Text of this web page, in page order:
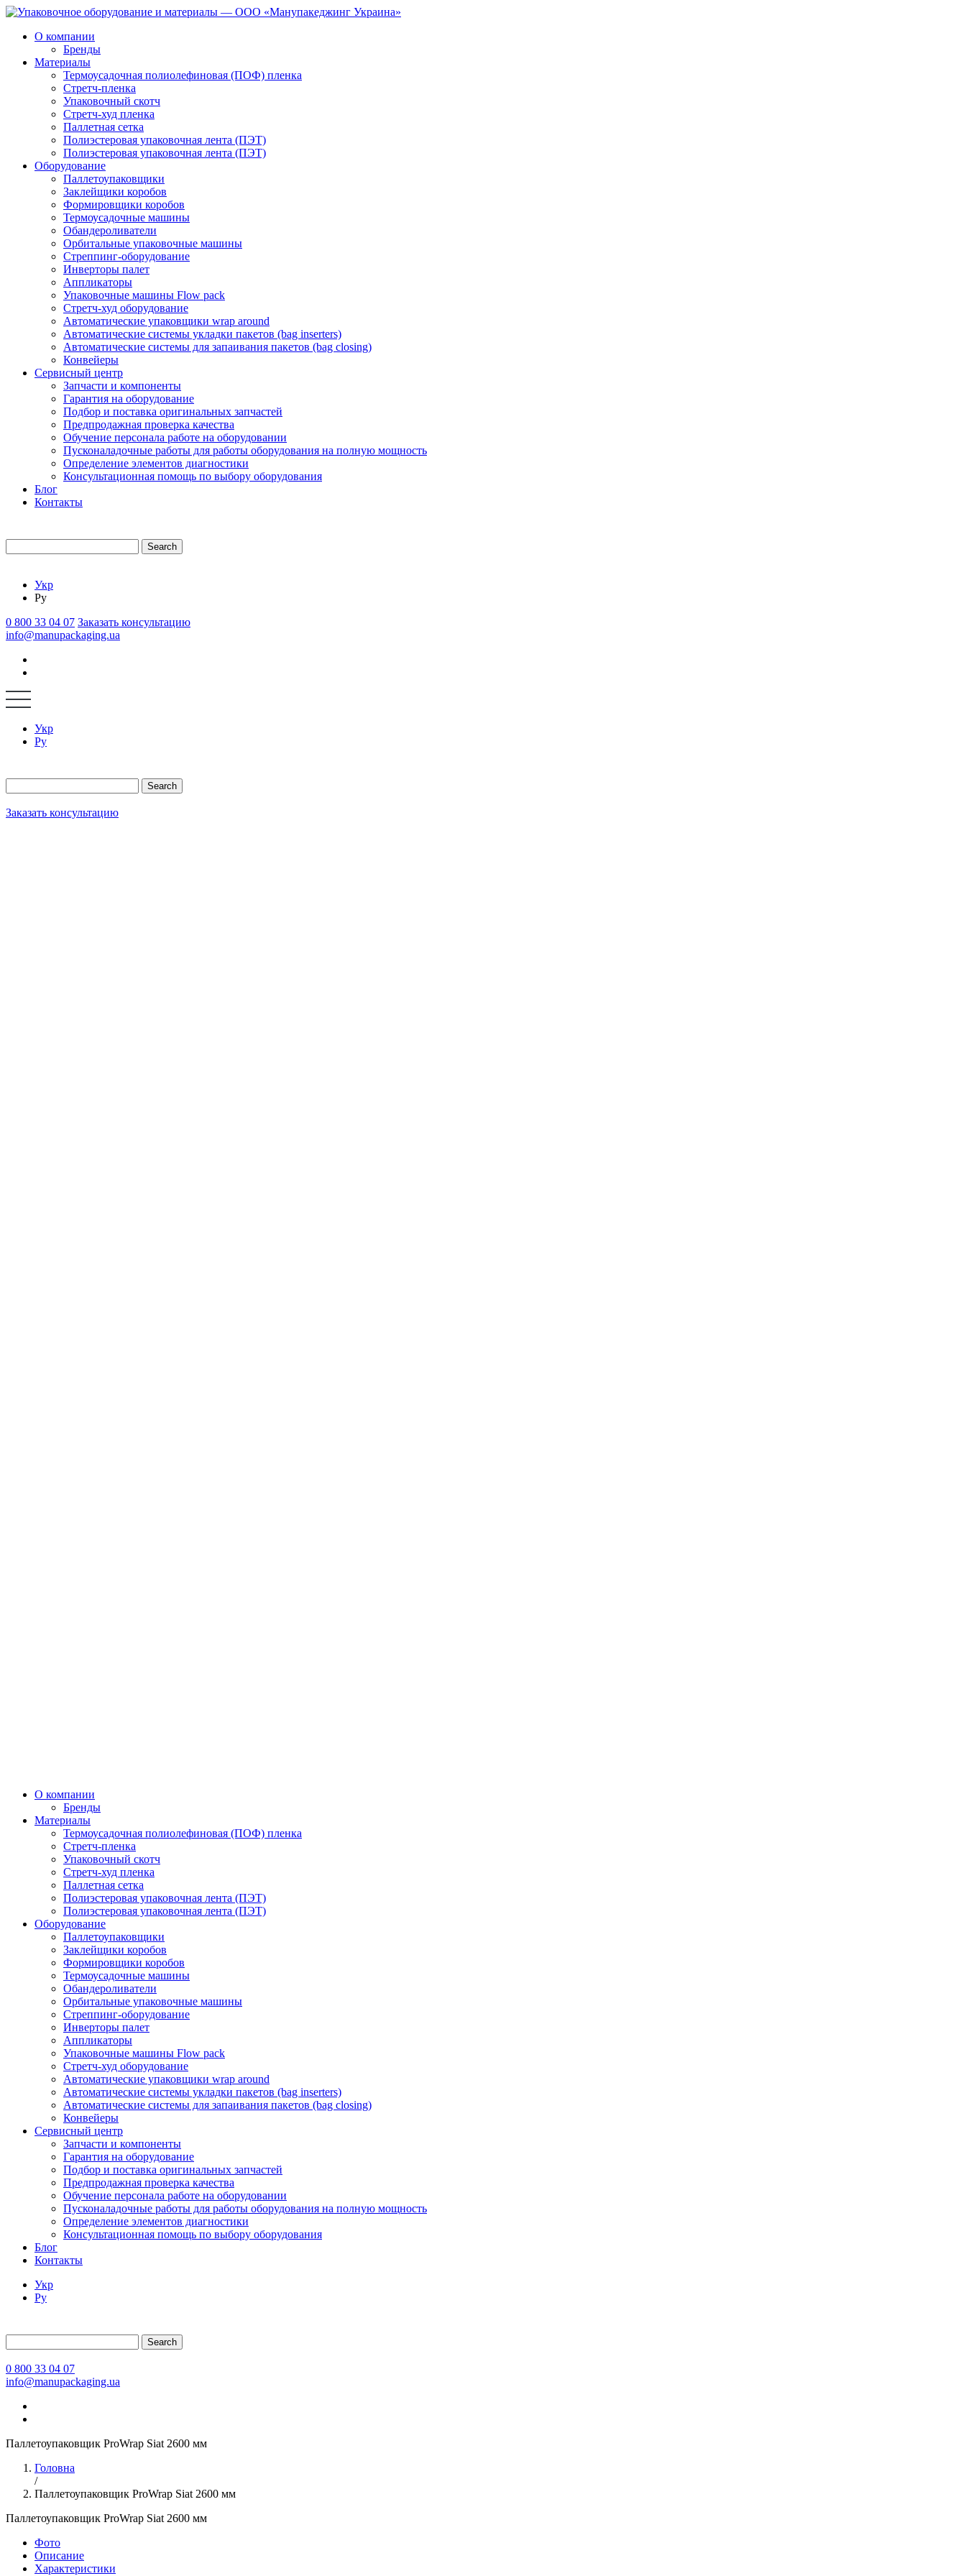
О компании
Бренды
Материалы
Термоусадочная полиолефиновая (ПОФ) пленка
Стретч-пленка
Упаковочный скотч
Стретч-худ пленка
Паллетная сетка
Полиэстеровая упаковочная лента (ПЭТ)
Полиэстеровая упаковочная лента (ПЭТ)
Оборудование
Паллетоупаковщики
Заклейщики коробов
Формировщики коробов
Термоусадочные машины
Обандероливатели
Орбитальные упаковочные машины
Стреппинг-оборудование
Инверторы палет
Аппликаторы
Упаковочные машины Flow pack
Стретч-худ оборудование
Автоматические упаковщики wrap around
Автоматические системы укладки пакетов (bag inserters)
Автоматические системы для запаивания пакетов (bag closing)
Конвейеры
Сервисный центр
Запчасти и компоненты
Гарантия на оборудование
Подбор и поставка оригинальных запчастей
Предпродажная проверка качества
Обучение персонала работе на оборудовании
Пусконаладочные работы для работы оборудования на полную мощность
Определение элементов диагностики
Консультационная помощь по выбору оборудования
Блог
Контакты
Search
Укр
Ру
0 800 33 04 07 Заказать консультацию
info@manupackaging.ua
Укр
Ру
Search
Заказать консультацию
О компании
Бренды
Материалы
Термоусадочная полиолефиновая (ПОФ) пленка
Стретч-пленка
Упаковочный скотч
Стретч-худ пленка
Паллетная сетка
Полиэстеровая упаковочная лента (ПЭТ)
Полиэстеровая упаковочная лента (ПЭТ)
Оборудование
Паллетоупаковщики
Заклейщики коробов
Формировщики коробов
Термоусадочные машины
Обандероливатели
Орбитальные упаковочные машины
Стреппинг-оборудование
Инверторы палет
Аппликаторы
Упаковочные машины Flow pack
Стретч-худ оборудование
Автоматические упаковщики wrap around
Автоматические системы укладки пакетов (bag inserters)
Автоматические системы для запаивания пакетов (bag closing)
Конвейеры
Сервисный центр
Запчасти и компоненты
Гарантия на оборудование
Подбор и поставка оригинальных запчастей
Предпродажная проверка качества
Обучение персонала работе на оборудовании
Пусконаладочные работы для работы оборудования на полную мощность
Определение элементов диагностики
Консультационная помощь по выбору оборудования
Блог
Контакты
Укр
Ру
Search
0 800 33 04 07
info@manupackaging.ua
Паллетоупаковщик ProWrap Siat 2600 мм
Головна
/
Паллетоупаковщик ProWrap Siat 2600 мм
Паллетоупаковщик ProWrap Siat 2600 мм
Фото
Описание
Характеристики